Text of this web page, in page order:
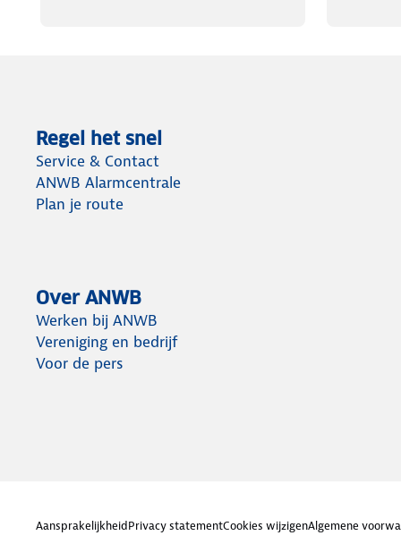
Regel het snel
Service & Contact
ANWB Alarmcentrale
Plan je route
Over ANWB
Werken bij ANWB
Vereniging en bedrijf
Voor de pers
AansprakelijkheidPrivacy statementCookies wijzigenAlgemene